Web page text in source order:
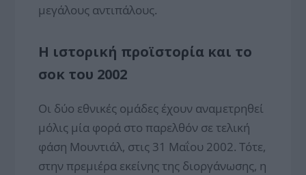
μεγάλους αντιπάλους.
Η ιστορική προϊστορία και το
σοκ του 2002
Οι δύο εθνικές ομάδες έχουν αναμετρηθεί
μόλις μία φορά στο παρελθόν σε τελική
φάση Μουντιάλ, στις 31 Μαΐου 2002. Τότε,
στην πρεμιέρα εκείνης της διοργάνωσης, η